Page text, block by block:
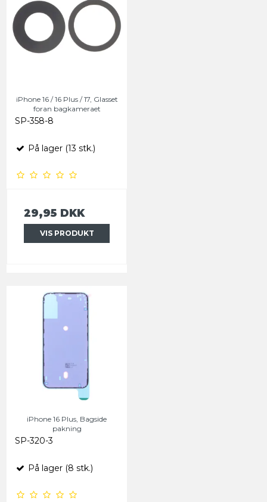
iPhone 16 / 16 Plus / 17, Glasset
foran bagkameraet
SP-358-8
På lager (13 stk.)
29,95 DKK
VIS PRODUKT
iPhone 16 Plus, Bagside
pakning
SP-320-3
På lager (8 stk.)